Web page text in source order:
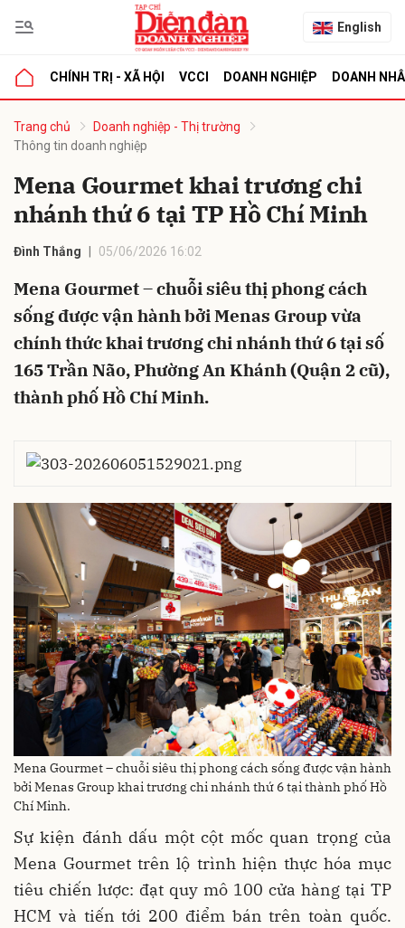
English
CHÍNH TRỊ - XÃ HỘI VCCI DOANH NGHIỆP DOANH
Trang chủ
Doanh nghiệp - Thị trường
Thông tin doanh nghiệp
Mena Gourmet khai trương chi
nhánh thứ 6 tại TP Hồ Chí Minh
Đình Thắng 05/06/2026 16:02
Mena Gourmet – chuỗi siêu thị phong cách
sống được vận hành bởi Menas Group vừa
chính thức khai trương chi nhánh thứ 6 tại số
165 Trần Não, Phường An Khánh (Quận 2 cũ),
thành phố Hồ Chí Minh.
Mena Gourmet – chuỗi siêu thị phong cách sống được vận hành
bởi Menas Group khai trương chi nhánh thứ 6 tại thành phố Hồ
Chí Minh.
Sự kiện đánh dấu một cột mốc quan trọng của
Mena Gourmet trên lộ trình hiện thực hóa mục
tiêu chiến lược: đạt quy mô 100 cửa hàng tại TP
HCM và tiến tới 200 điểm bán trên toàn quốc.
luận
Hủy